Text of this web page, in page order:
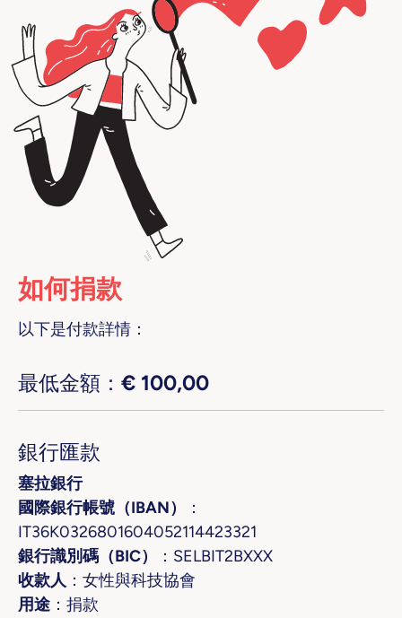
如何捐款
以下是付款詳情：
最低金額： € 100,00
銀行匯款
塞拉銀行
國際銀行帳號（IBAN）
：
IT36K0326801604052114423321
銀行識別碼（BIC）
：SELBIT2BXXX
收款人 ：女性與科技協會
用途 ：捐款